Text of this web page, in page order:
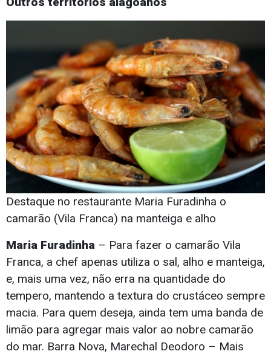
Destaque no restaurante Maria Furadinha o
camarão (Vila Franca) na manteiga e alho
Maria Furadinha – Para fazer o camarão Vila
Franca, a chef apenas utiliza o sal, alho e manteiga,
e, mais uma vez, não erra na quantidade do
tempero, mantendo a textura do crustáceo sempre
macia. Para quem deseja, ainda tem uma banda de
limão para agregar mais valor ao nobre camarão
do mar. Barra Nova, Marechal Deodoro – Mais